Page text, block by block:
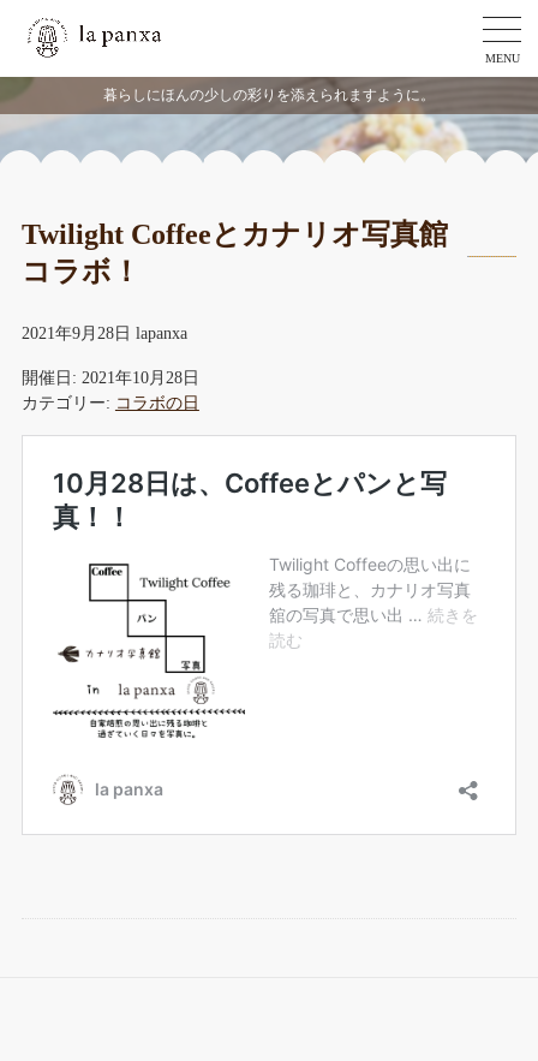
MENU
暮らしにほんの少しの彩りを添えられますように。
Twilight Coffeeとカナリオ写真館
コラボ！
2021年9月28日 lapanxa
開催日: 2021年10月28日
カテゴリー: コラボの日